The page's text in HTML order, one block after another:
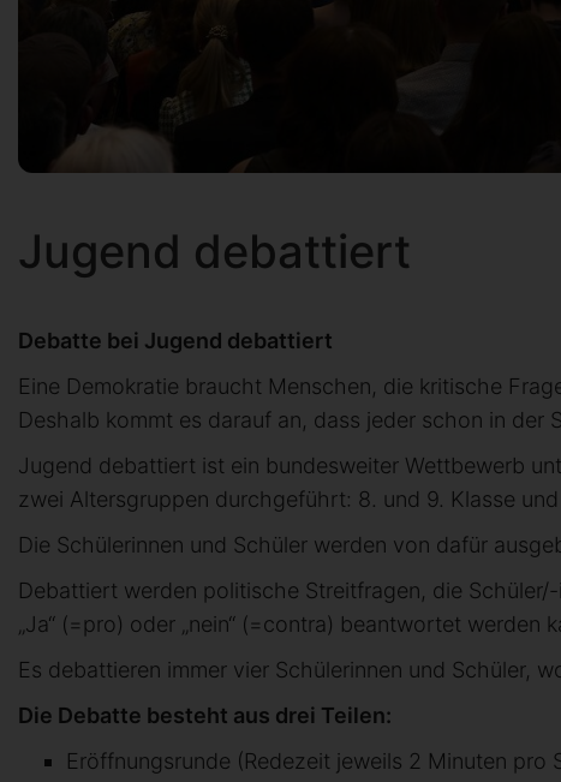
Jugend debattiert
Debatte bei Jugend debattiert
Eine Demokratie braucht Menschen, die kritische
Deshalb kommt es darauf an, dass jeder schon in
Jugend debattiert ist ein bundesweiter Wettbewerb
zwei Altersgruppen durchgeführt: 8. und 9. Klasse
Die Schülerinnen und Schüler werden von dafür
Debattiert werden politische Streitfragen, die
„Ja“ (=pro) oder „nein“ (=contra) beantwortet werden
Es debattieren immer vier Schülerinnen und Schüler,
Die Debatte besteht aus drei Teilen:
Eröffnungsrunde (Redezeit jeweils 2 Minuten pro